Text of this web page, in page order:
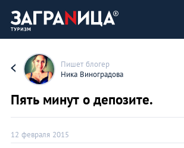
Пишет блогер
Ника Виноградова
Пять минут о депозите.
12 февраля 2015